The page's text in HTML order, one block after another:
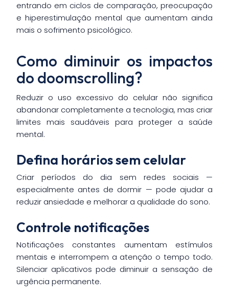
entrando em ciclos de comparação, preocupação
e hiperestimulação mental que aumentam ainda
mais o sofrimento psicológico.
Como diminuir os impactos
do doomscrolling?
Reduzir o uso excessivo do celular não significa
abandonar completamente a tecnologia, mas criar
limites mais saudáveis para proteger a saúde
mental.
Defina horários sem celular
Criar períodos do dia sem redes sociais —
especialmente antes de dormir — pode ajudar a
reduzir ansiedade e melhorar a qualidade do sono.
Controle notificações
Notificações constantes aumentam estímulos
mentais e interrompem a atenção o tempo todo.
Silenciar aplicativos pode diminuir a sensação de
urgência permanente.